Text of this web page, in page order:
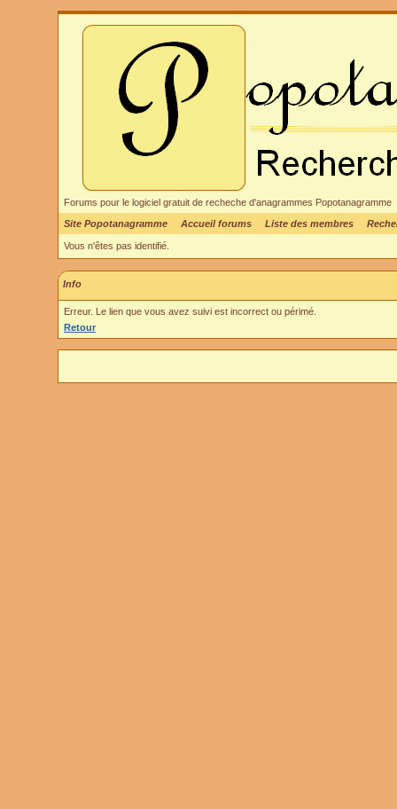
Forums pour le logiciel gratuit de recheche d'anagrammes Popotanagramme
Site Popotanagramme
Accueil forums Liste des membres
Vous n'êtes pas identifié.
Info
Erreur. Le lien que vous avez suivi est incorrect ou périmé.
Retour